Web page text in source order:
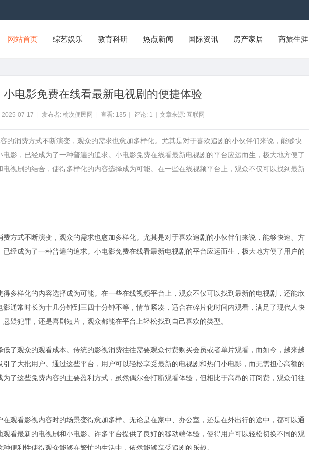
网站首页 综艺娱乐 教育科研 热点新闻 国际资讯 房产家居 商旅生涯
小电影免费在线看最新电视剧的便捷体验
2025-07-17 发布者: 榆次便民网 查看: 135 评论: 1 文章来源: 互联网
的消费方式不断演变，观众的需求也愈加多样化。尤其是对于喜欢追剧的小伙伴们来说，能够快
影，已经成为了一种普遍的追求。小电影免费在线看最新电视剧的平台应运而生，极大地方便了
电视剧的结合，使得多样化的内容选择成为可能。在一些在线视频平台上，观众不仅可以找到最新
方式不断演变，观众的需求也愈加多样化。尤其是对于喜欢追剧的小伙伴们来说，能够快速、方
经成为了一种普遍的追求。小电影免费在线看最新电视剧的平台应运而生，极大地方便了用户的
多样化的内容选择成为可能。在一些在线视频平台上，观众不仅可以找到最新的电视剧，还能欣
通常时长为十几分钟到三四十分钟不等，情节紧凑，适合在碎片化时间内观看，满足了现代人快
疑犯罪，还是喜剧短片，观众都能在平台上轻松找到自己喜欢的类型。
了观众的观看成本。传统的影视消费往往需要观众付费购买会员或者单片观看，而如今，越来越
了大批用户。通过这些平台，用户可以轻松享受最新的电视剧和热门小电影，而无需担心高额的
了这些免费内容的主要盈利方式，虽然偶尔会打断观看体验，但相比于高昂的订阅费，观众们往
观看影视内容时的场景变得愈加多样。无论是在家中、办公室，还是在外出行的途中，都可以通
看最新的电视剧和小电影。许多平台提供了良好的移动端体验，使得用户可以轻松切换不同的观
便利性使得观众能够在繁忙的生活中，依然能够享受追剧的乐趣。